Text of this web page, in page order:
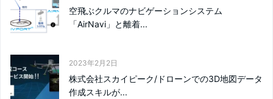
空⾶ぶクルマのナビゲーションシステム
「AirNavi」と離着...
2023年2月2日
株式会社スカイピーク/ドローンでの3D地図データ
作成スキルが...